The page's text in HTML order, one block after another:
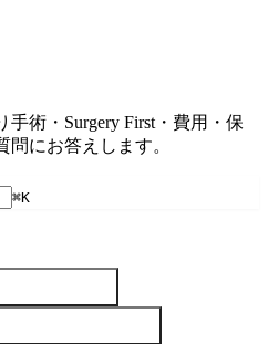
術・Surgery First・費用・保
にお答えします。
⌘K